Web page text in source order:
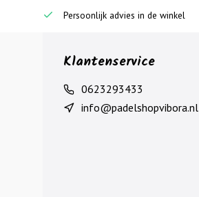
Persoonlijk advies in de winkel
Klantenservice
0623293433
info@padelshopvibora.nl